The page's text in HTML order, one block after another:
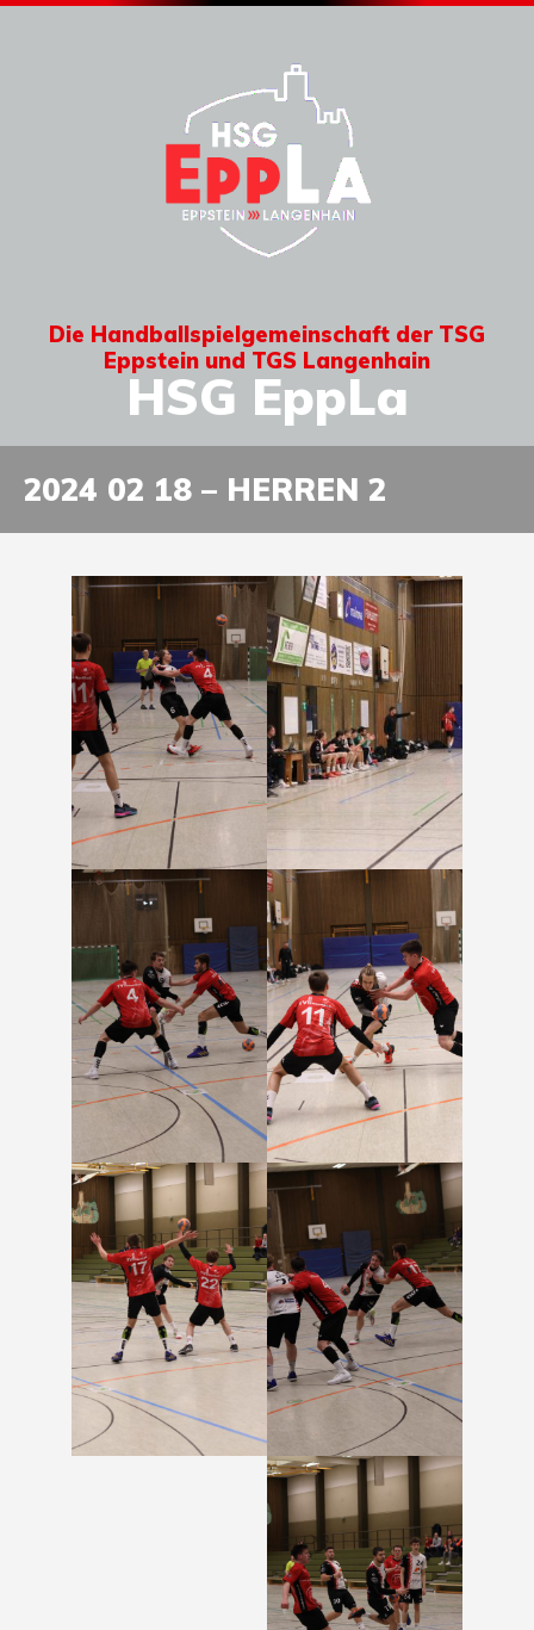
Die Handballspielgemeinschaft der TSG
Eppstein und TGS Langenhain
HSG EppLa
2024 02 18 – HERREN 2